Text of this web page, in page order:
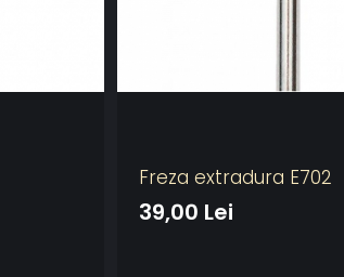
Freza extradura E702
39,00 Lei